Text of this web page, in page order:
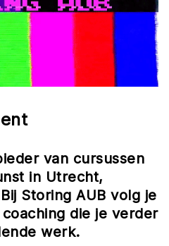
van cursussen
in Utrecht,
Storing AUB volg je
die je verder
werk.